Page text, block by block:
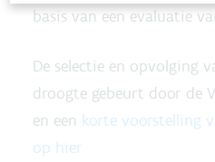
basis van een evaluatie
De selectie en opvolging
droogte gebeurt door de
en een korte voorstelling
op hier